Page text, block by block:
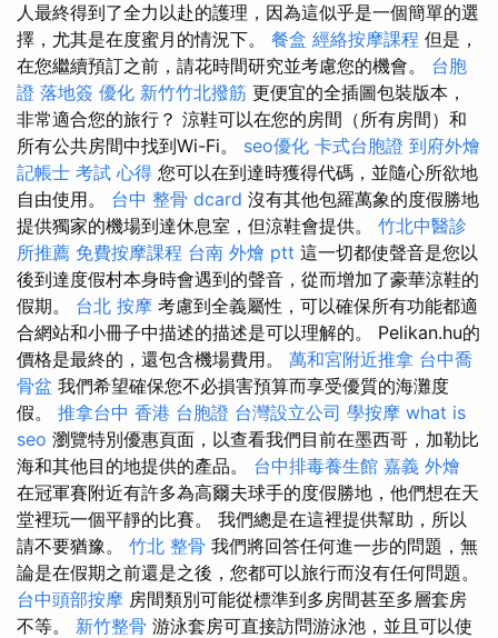
人最終得到了全力以赴的護理，因為這似乎是一個簡單的選
擇，尤其是在度蜜月的情況下。 餐盒 經絡按摩課程 但是，
在您繼續預訂之前，請花時間研究並考慮您的機會。 台胞
證 落地簽 優化 新竹竹北撥筋 更便宜的全插圖包裝版本，
非常適合您的旅行？ 涼鞋可以在您的房間（所有房間）和
所有公共房間中找到Wi-Fi。 seo優化 卡式台胞證 到府外燴
記帳士 考試 心得 您可以在到達時獲得代碼，並隨心所欲地
自由使用。 台中 整骨 dcard 沒有其他包羅萬象的度假勝地
提供獨家的機場到達休息室，但涼鞋會提供。 竹北中醫診
所推薦 免費按摩課程 台南 外燴 ptt 這一切都使聲音是您以
後到達度假村本身時會遇到的聲音，從而增加了豪華涼鞋的
假期。 台北 按摩 考慮到全義屬性，可以確保所有功能都適
合網站和小冊子中描述的描述是可以理解的。 Pelikan.hu的
價格是最終的，還包含機場費用。 萬和宮附近推拿 台中喬
骨盆 我們希望確保您不必損害預算而享受優質的海灘度
假。 推拿台中 香港 台胞證 台灣設立公司 學按摩 what is
seo 瀏覽特別優惠頁面，以查看我們目前在墨西哥，加勒比
海和其他目的地提供的產品。 台中排毒養生館 嘉義 外燴
在冠軍賽附近有許多為高爾夫球手的度假勝地，他們想在天
堂裡玩一個平靜的比賽。 我們總是在這裡提供幫助，所以
請不要猶豫。 竹北 整骨 我們將回答任何進一步的問題，無
論是在假期之前還是之後，您都可以旅行而沒有任何問題。
台中頭部按摩 房間類別可能從標準到多房間甚至多層套房
不等。 新竹整骨 游泳套房可直接訪問游泳池，並且可以使